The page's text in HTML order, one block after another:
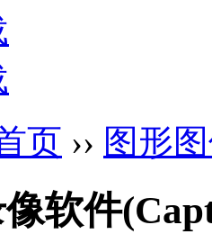
页 ›› 图形
软件